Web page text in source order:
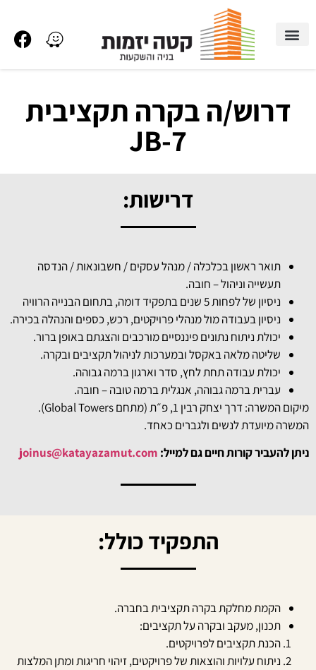
דרוש/ה בקרה תקציבית
JB-7
דרוש/ה בקרה תקציבית
JB-7
התפקיד כולל:
הקמת מחלקת בקרה תקציבית בחברה.
תכנון, מעקב ובקרה על תקציבים:
הכנת תקציבים לפרויקטים.
ניתוח עלויות והוצאות של פרויקטים, זיהוי חריגות ומתן המלצות
דרישות:
תואר ראשון בכלכלה / מנהל עסקים / חשבונאות / הנדסה
תעשייה וניהול – חובה.
ניסיון של לפחות 5 שנים בתפקיד דומה, בתחום הבנייה הרוויה
ניסיון בעבודה מול מנהלי פרויקטים, רכש, כספים והנהלה בכירה.
יכולת ניתוח נתונים פיננסיים מורכבים והצגתם באופן ברור.
שליטה מלאה באקסל ובמערכות לניהול תקציבים ובקרה.
יכולת עבודה תחת לחץ, סדר וארגון ברמה גבוהה.
עברית ברמה גבוהה, אנגלית ברמה טובה – חובה.
מיקום המשרה: דרך יצחק רבין 1, פ״ת (מתחם Global Towers).
המשרה מיועדת לנשים ולגברים כאחד.
ניתן להעביר קורות חיים גם למייל: joinus@katayazamut.com